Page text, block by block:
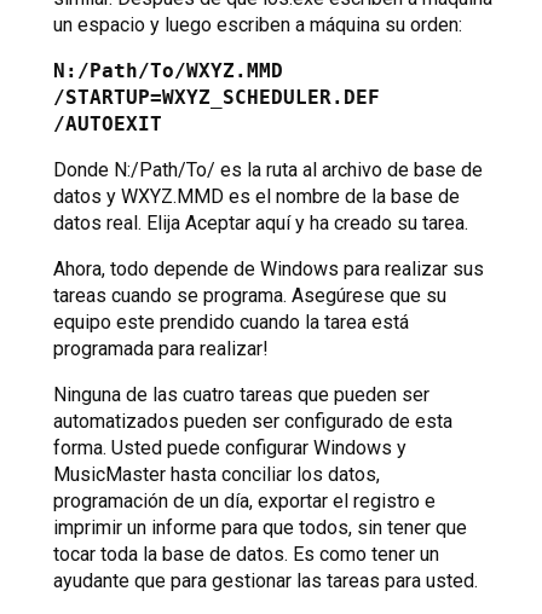
un espacio y luego escriben a máquina su orden:
N:/Path/To/WXYZ.MMD
/STARTUP=WXYZ_SCHEDULER.DEF
/AUTOEXIT
Donde N:/Path/To/ es la ruta al archivo de base de
datos y WXYZ.MMD es el nombre de la base de
datos real. Elija Aceptar aquí y ha creado su tarea.
Ahora, todo depende de Windows para realizar sus
tareas cuando se programa. Asegúrese que su
equipo este prendido cuando la tarea está
programada para realizar!
Ninguna de las cuatro tareas que pueden ser
automatizados pueden ser configurado de esta
forma. Usted puede configurar Windows y
MusicMaster hasta conciliar los datos,
programación de un día, exportar el registro e
imprimir un informe para que todos, sin tener que
tocar toda la base de datos. Es como tener un
ayudante que para gestionar las tareas para usted.